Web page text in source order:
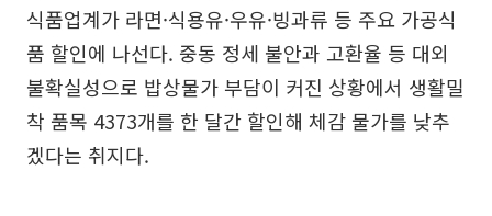
식품업계가 라면·식용유·우유·빙과류 등 주요 가공식
품 할인에 나선다. 중동 정세 불안과 고환율 등 대외
불확실성으로 밥상물가 부담이 커진 상황에서 생활밀
착 품목 4373개를 한 달간 할인해 체감 물가를 낮추
겠다는 취지다.